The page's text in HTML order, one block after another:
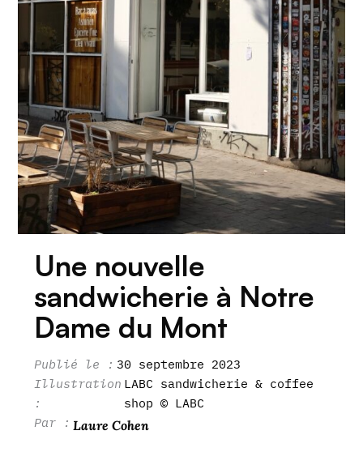
Une nouvelle
sandwicherie à Notre
Dame du Mont
30 septembre 2023
LABC sandwicherie & coffee
shop © LABC
Laure Cohen